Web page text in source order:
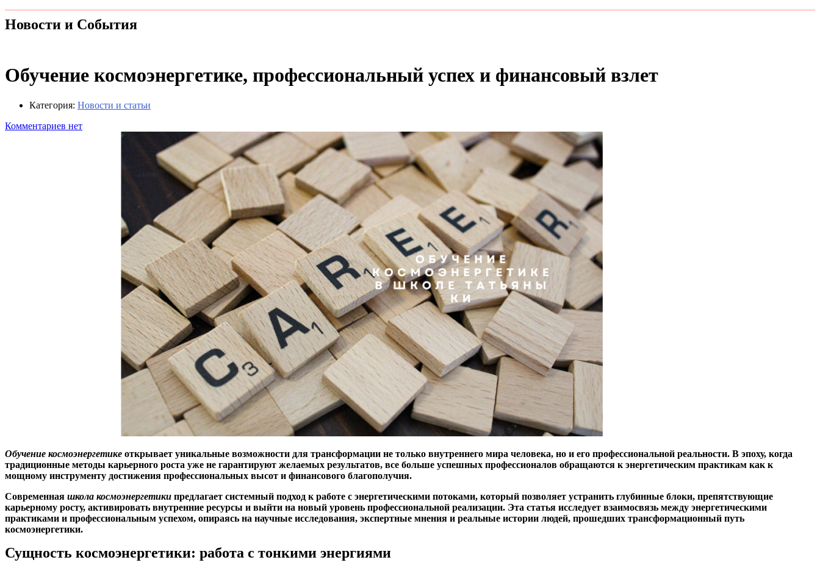
Новости и События
Обучение космоэнергетике, профессиональный успех и финансовый взлет
Категория: Новости и статьи
Комментариев нет
Обучение космоэнергетике открывает уникальные возможности для трансформации не только внутреннего мира человека, но и его профессиональной реальности. В эпоху, когда
традиционные методы карьерного роста уже не гарантируют желаемых результатов, все больше успешных профессионалов обращаются к энергетическим практикам как к
мощному инструменту достижения профессиональных высот и финансового благополучия.
Современная школа космоэнергетики предлагает системный подход к работе с энергетическими потоками, который позволяет устранить глубинные блоки, препятствующие
карьерному росту, активировать внутренние ресурсы и выйти на новый уровень профессиональной реализации. Эта статья исследует взаимосвязь между энергетическими
практиками и профессиональным успехом, опираясь на научные исследования, экспертные мнения и реальные истории людей, прошедших трансформационный путь
космоэнергетики.
Сущность космоэнергетики: работа с тонкими энергиями